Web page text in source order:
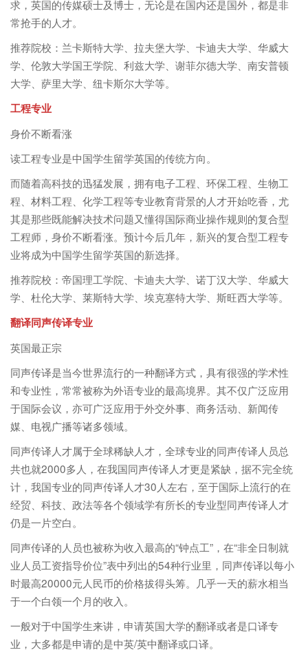
求，英国的传媒硕士及博士，无论是在国内还是国外，都是非
常抢手的人才。
推荐院校：兰卡斯特大学、拉夫堡大学、卡迪夫大学、华威大
学、伦敦大学国王学院、利兹大学、谢菲尔德大学、南安普顿
大学、萨里大学、纽卡斯尔大学等。
工程专业
身价不断看涨
读工程专业是中国学生留学英国的传统方向。
而随着高科技的迅猛发展，拥有电子工程、环保工程、生物工
程、材料工程、化学工程等专业教育背景的人才开始吃香，尤
其是那些既能解决技术问题又懂得国际商业操作规则的复合型
工程师，身价不断看涨。预计今后几年，新兴的复合型工程专
业将成为中国学生留学英国的新选择。
推荐院校：帝国理工学院、卡迪夫大学、诺丁汉大学、华威大
学、杜伦大学、莱斯特大学、埃克塞特大学、斯旺西大学等。
翻译同声传译专业
英国最正宗
同声传译是当今世界流行的一种翻译方式，具有很强的学术性
和专业性，常常被称为外语专业的最高境界。其不仅广泛应用
于国际会议，亦可广泛应用于外交外事、商务活动、新闻传
媒、电视广播等诸多领域。
同声传译人才属于全球稀缺人才，全球专业的同声传译人员总
共也就2000多人，在我国同声传译人才更是紧缺，据不完全统
计，我国专业的同声传译人才30人左右，至于国际上流行的在
经贸、科技、政法等各个领域学有所长的专业型同声传译人才
仍是一片空白。
同声传译的人员也被称为收入最高的“钟点工”，在“非全日制就
业人员工资指导价位”表中列出的54种行业里，同声传译以每小
时最高20000元人民币的价格拔得头筹。几乎一天的薪水相当
于一个白领一个月的收入。
一般对于中国学生来讲，申请英国大学的翻译或者是口译专
业，大多都是申请的是中英/英中翻译或口译。